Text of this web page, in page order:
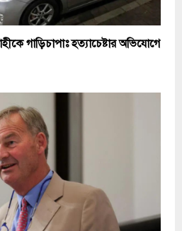
গাড়িচাপাঃ হত্যাচেষ্টার অভিযোগে